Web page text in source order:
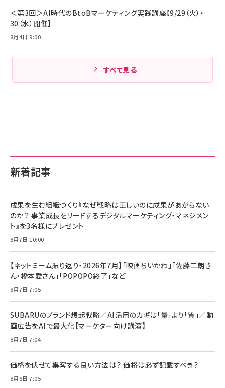
新着記事
成果を生む組織づくり『なぜ戦略は正しいのに成果があがらない
のか？ 事業成長をリードするデジタルマーケティング・マネジメン
ト』を3名様にプレゼント
8月7日 10:00
【ネットミーム振り返り・2026年7月】「映画ちいかわ」「佐藤二朗さ
ん・橋本愛さん」「POPOPO終了」など
8月7日 7:05
SUBARUのブランド想起戦略／AI活用のカギは「量」より「質」／動
画広告をAIで最大化【マーケター向け講演】
8月7日 7:04
価格を伏せて集客する良い方法は？ 価格は必ず記載すべき？
8月6日 7:05
＜第3回＞AI時代のBtoBマーケティング実践講座【9/29（火）・
30（水）開催】
8月4日 9:00
すべて見る